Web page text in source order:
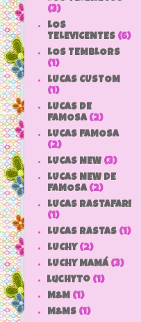
(3)
LOS
TELEVICENTES (6)
LOS TEMBLORS
(1)
LUCAS CUSTOM
(1)
LUCAS DE
FAMOSA (2)
LUCAS FAMOSA
(2)
LUCAS NEW (3)
LUCAS NEW DE
FAMOSA (2)
LUCAS RASTAFARI
(1)
LUCAS RASTAS (1)
LUCHY (2)
LUCHY MAMÁ (3)
luchyto (1)
M&M (1)
M&MS (1)